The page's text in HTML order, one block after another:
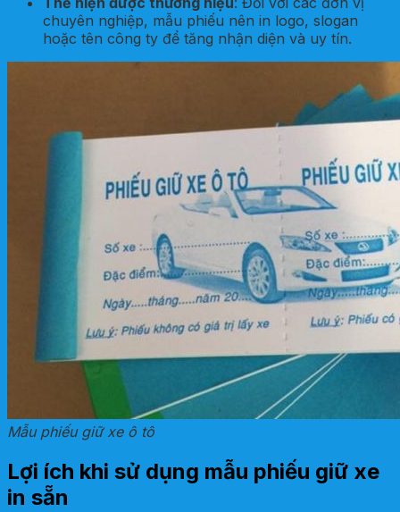
chuyên nghiệp, mẫu phiếu nên in logo, slogan
hoặc tên công ty để tăng nhận diện và uy tín.
Mẫu phiếu giữ xe ô tô
Lợi ích khi sử dụng mẫu phiếu giữ xe
in sẵn